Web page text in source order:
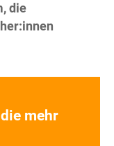
die
mehr